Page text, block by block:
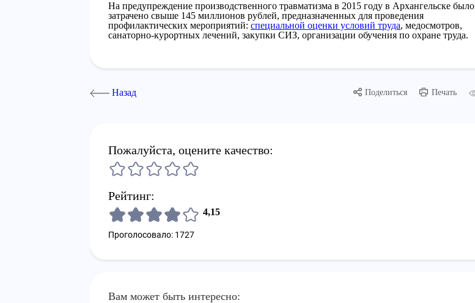
На предупреждение производственного травматизма в 2015 году в Архангельске было
затрачено свыше 145 миллионов рублей, предназначенных для проведения
профилактических мероприятий: специальной оценки условий труда, медосмотров,
санаторно-курортных лечений, закупки СИЗ, организации обучения по охране труда.
Назад Поделиться Печать
Пожалуйста, оцените качество:
Рейтинг:
4,15
Проголосовало: 1727
Вам может быть интересно: